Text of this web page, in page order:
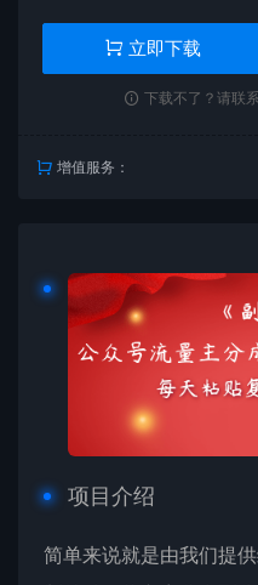
立即下载
下载不了？请联
增值服务：
项目介绍
简单来说就是由我们提